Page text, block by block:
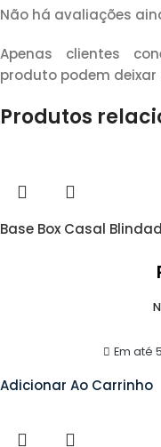
Não há avaliações
Apenas clientes
produto podem
Produtos
Base Box Casal
Em até
Adicionar Ao Carrinho